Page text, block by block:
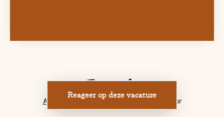
Reageer op deze vacature
Applicant tracking system door Teamtailor